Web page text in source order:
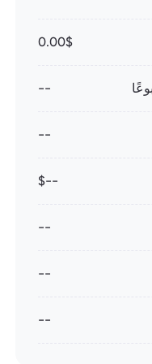
0.00$
--
--
--$
--
--
--